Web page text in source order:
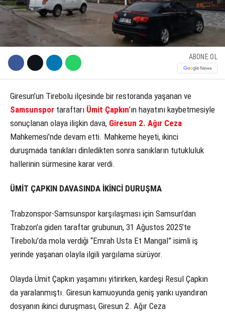
Youtube
ABONE OL
Giresun’un Tirebolu ilçesinde bir restoranda yaşanan ve
Samsunspor taraftarı Ümit Çapkın’ın hayatını kaybetmesiyle
sonuçlanan olaya ilişkin dava, Giresun 2. Ağır Ceza
Mahkemesi’nde devam etti. Mahkeme heyeti, ikinci
duruşmada tanıkları dinledikten sonra sanıkların tutukluluk
hallerinin sürmesine karar verdi.
ÜMİT ÇAPKIN DAVASINDA İKİNCİ DURUŞMA
Trabzonspor-Samsunspor karşılaşması için Samsun’dan
Trabzon’a giden taraftar grubunun, 31 Ağustos 2025’te
Tirebolu’da mola verdiği “Emrah Usta Et Mangal” isimli iş
yerinde yaşanan olayla ilgili yargılama sürüyor.
Olayda Ümit Çapkın yaşamını yitirirken, kardeşi Resul Çapkın
da yaralanmıştı. Giresun kamuoyunda geniş yankı uyandıran
dosyanın ikinci duruşması, Giresun 2. Ağır Ceza